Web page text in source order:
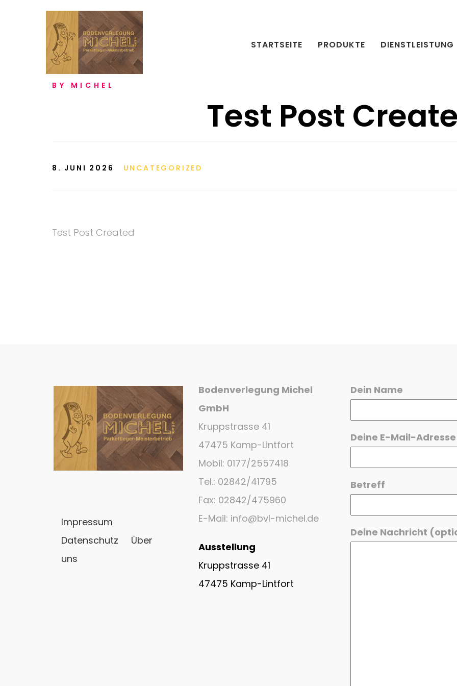
STARTSEITE PRODUKTE DIENSTLEISTUNG
BY MICHEL
Test Post
8. JUNI 2026 UNCATEGORIZED
Test Post Created
Impressum
Datenschutz
Über
uns
Bodenverlegung Michel
GmbH
Kruppstrasse 41
47475 Kamp-Lintfort
Mobil: 0177/2557418
Tel.: 02842/41795
Fax: 02842/475960
E-Mail: info@bvl-michel.de
Ausstellung
Kruppstrasse 41
47475 Kamp-Lintfort
Dein Name
Deine E-Mail-Adresse
Betreff
Deine Nachricht